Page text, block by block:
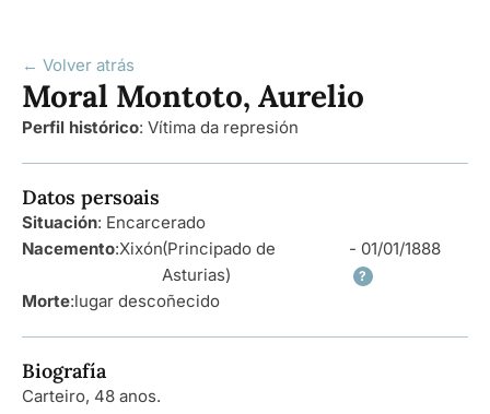
← Volver atrás
Moral Montoto, Aurelio
Perfil histórico: Vítima da represión
Datos persoais
Situación: Encarcerado
Nacemento:Xixón(Principado de
Asturias)
- 01/01/1888
?
Morte:lugar descoñecido
Biografía
Carteiro, 48 anos.